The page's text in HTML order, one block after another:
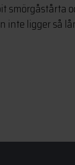
smörgåstårta
inte ligger så